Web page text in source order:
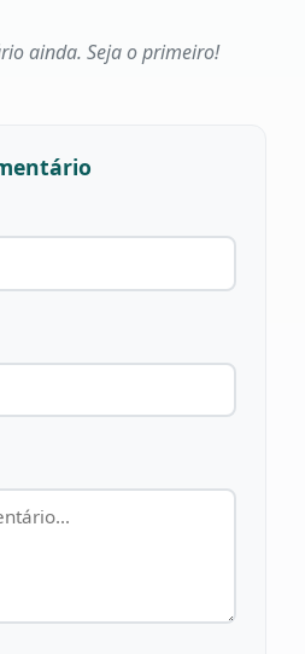
ainda. Seja o primeiro!